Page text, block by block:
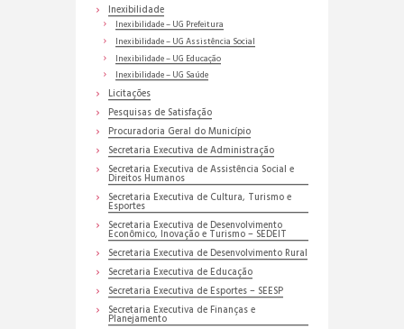
Inexibilidade
Inexibilidade – UG Prefeitura
Inexibilidade – UG Assistência Social
Inexibilidade – UG Educação
Inexibilidade – UG Saúde
Licitações
Pesquisas de Satisfação
Procuradoria Geral do Município
Secretaria Executiva de Administração
Secretaria Executiva de Assistência Social e
Direitos Humanos
Secretaria Executiva de Cultura, Turismo e
Esportes
Secretaria Executiva de Desenvolvimento
Econômico, Inovação e Turismo – SEDEIT
Secretaria Executiva de Desenvolvimento Rural
Secretaria Executiva de Educação
Secretaria Executiva de Esportes – SEESP
Secretaria Executiva de Finanças e
Planejamento